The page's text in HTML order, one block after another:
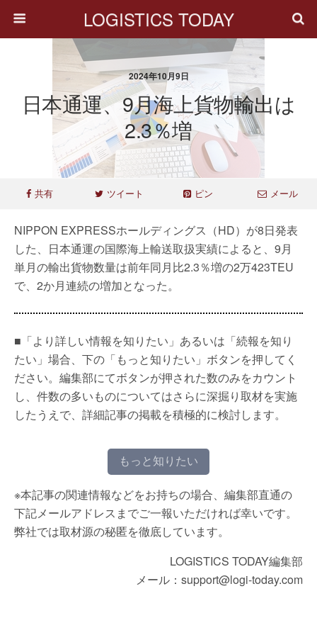
LOGISTICS TODAY
2024年10月9日
日本通運、9月海上貨物輸出は
2.3％増
共有 ツイート ピン メール
NIPPON EXPRESSホールディングス（HD）が8日発表
した、日本通運の国際海上輸送取扱実績によると、9月
単月の輸出貨物数量は前年同月比2.3％増の2万423TEU
で、2か月連続の増加となった。
■「より詳しい情報を知りたい」あるいは「続報を知り
たい」場合、下の「もっと知りたい」ボタンを押してく
ださい。編集部にてボタンが押された数のみをカウント
し、件数の多いものについてはさらに深掘り取材を実施
したうえで、詳細記事の掲載を積極的に検討します。
もっと知りたい
※本記事の関連情報などをお持ちの場合、編集部直通の
下記メールアドレスまでご一報いただければ幸いです。
弊社では取材源の秘匿を徹底しています。
LOGISTICS TODAY編集部
メール：support@logi-today.com